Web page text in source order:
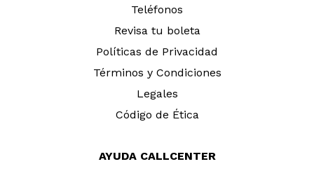
Teléfonos
Revisa tu boleta
Políticas de Privacidad
Términos y Condiciones
Legales
Código de Ética
AYUDA CALLCENTER